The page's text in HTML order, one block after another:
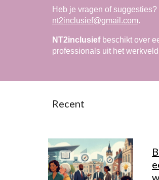
Heb je vragen of
nt2inclusief@gmail.com.
NT2inclusiefbeschikt over
professionals uit het
Recent